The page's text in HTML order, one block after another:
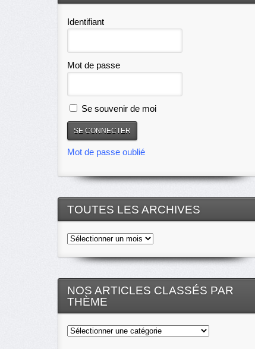
Identifiant
Mot de passe
Se souvenir de moi
Mot de passe oublié
TOUTES LES ARCHIVES
Toutes
archives
NOS ARTICLES CLASSÉS PAR
THÈME
Nos